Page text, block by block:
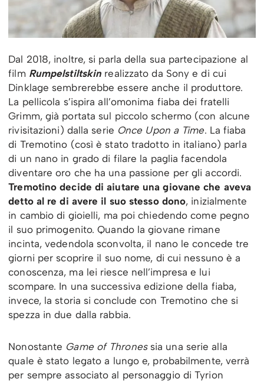
Dal 2018, inoltre, si parla della sua partecipazione al
film Rumpelstiltskin realizzato da Sony e di cui
Dinklage sembrerebbe essere anche il produttore.
La pellicola s’ispira all’omonima fiaba dei fratelli
Grimm, già portata sul piccolo schermo (con alcune
rivisitazioni) dalla serie Once Upon a Time. La fiaba
di Tremotino (così è stato tradotto in italiano) parla
di un nano in grado di filare la paglia facendola
diventare oro che ha una passione per gli accordi.
Tremotino decide di aiutare una giovane che aveva
detto al re di avere il suo stesso dono, inizialmente
in cambio di gioielli, ma poi chiedendo come pegno
il suo primogenito. Quando la giovane rimane
incinta, vedendola sconvolta, il nano le concede tre
giorni per scoprire il suo nome, di cui nessuno è a
conoscenza, ma lei riesce nell’impresa e lui
scompare. In una successiva edizione della fiaba,
invece, la storia si conclude con Tremotino che si
spezza in due dalla rabbia.
Nonostante Game of Thrones sia una serie alla
quale è stato legato a lungo e, probabilmente, verrà
per sempre associato al personaggio di Tyrion